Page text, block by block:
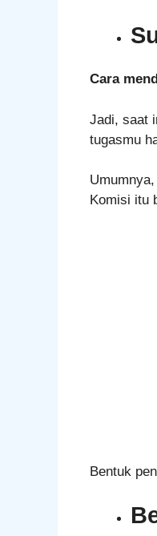
Cara
Jadi, saat
tugasmu
Komisi itu
Bentuk